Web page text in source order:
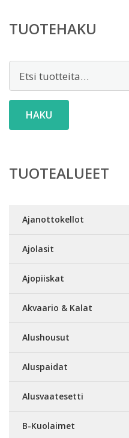
TUOTEHAKU
HAKU
TUOTEALUEET
Ajanottokellot
Ajolasit
Ajopiiskat
Akvaario & Kalat
Alushousut
Aluspaidat
Alusvaatesetti
B-Kuolaimet